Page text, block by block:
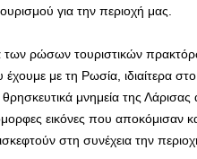
για την περιοχή μας.
των ρώσων τουριστικών
με τη Ρωσία, ιδιαίτερα
θρησκευτικά μνημεία της
εικόνες που
στη συνέχεια την